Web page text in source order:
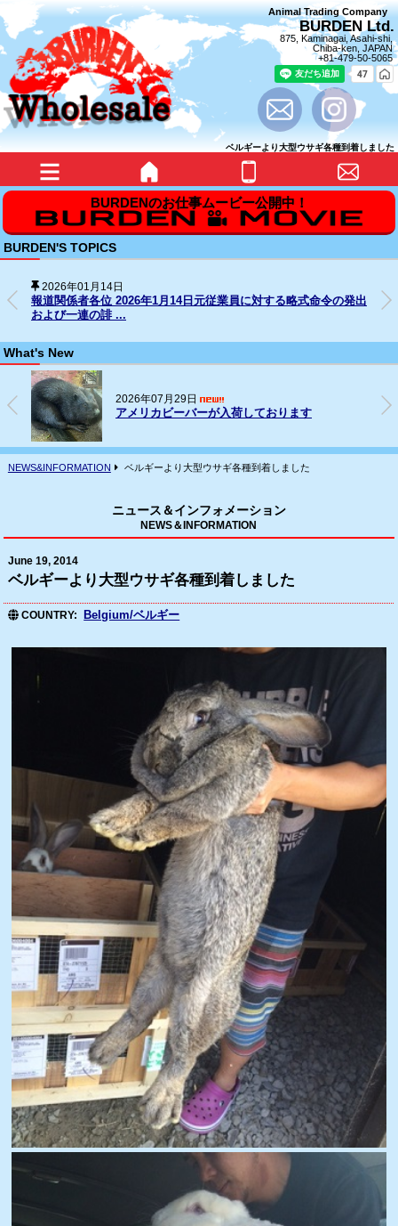
Animal Trading Company
BURDEN Ltd.
875, Kaminagai, Asahi-shi,
Chiba-ken, JAPAN
+81-479-50-5065
ベルギーより大型ウサギ各種到着しました
BURDEN'S TOPICS
2025年12月31日
SNS上の名誉毀損行為に対する法的措置の経過について
What's New
2026年07月16日
フェレット(ヨーロッパCB)の輸入
NEWS&INFORMATION ベルギーより大型ウサギ各種到着しました
ニュース＆インフォメーション
NEWS＆INFORMATION
June 19, 2014
ベルギーより大型ウサギ各種到着しました
COUNTRY Belgium/ベルギー